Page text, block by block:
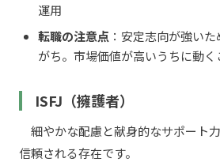
運用
転職の注意点 ：安定志向が強い
がち。市場価値が高いうちに動
ISFJ（擁護者）
細やかな配慮と献身的なサポート
信頼される存在です。